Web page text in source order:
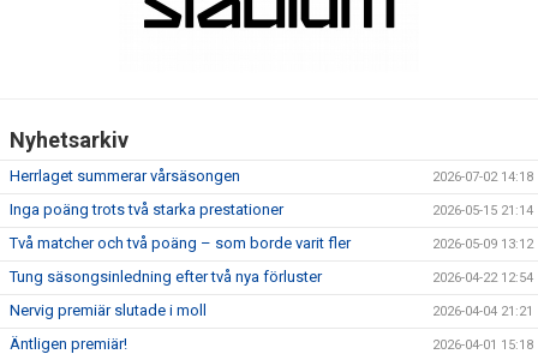
TRUPPEN
DOKUMENT
KONTAKT
Nyhetsarkiv
Herrlaget summerar vårsäsongen 2026-07-02 14:18
Inga poäng trots två starka prestationer 2026-05-15 21:14
Två matcher och två poäng – som borde varit fler 2026-05-09 13:12
Tung säsongsinledning efter två nya förluster 2026-04-22 12:54
Nervig premiär slutade i moll 2026-04-04 21:21
Äntligen premiär! 2026-04-01 15:18